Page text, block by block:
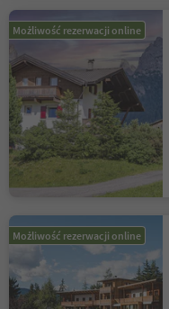
Możliwość rezerwacji online
Możliwość rezerwacji online